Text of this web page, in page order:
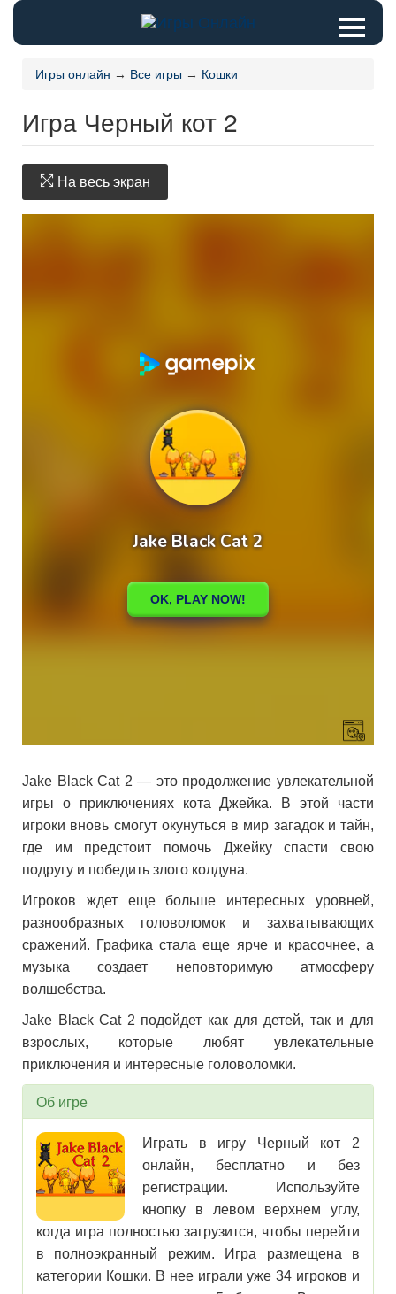
Игры онлайн → Все игры → Кошки
Игра Черный кот 2
На весь экран
Jake Black Cat 2 — это продолжение увлекательной
игры о приключениях кота Джейка. В этой части
игроки вновь смогут окунуться в мир загадок и тайн,
где им предстоит помочь Джейку спасти свою
подругу и победить злого колдуна.
Игроков ждет еще больше интересных уровней,
разнообразных головоломок и захватывающих
сражений. Графика стала еще ярче и красочнее, а
музыка создает неповторимую атмосферу
волшебства.
Jake Black Cat 2 подойдет как для детей, так и для
взрослых, которые любят увлекательные
приключения и интересные головоломки.
Об игре
Играть в игру Черный кот 2
онлайн, бесплатно и без
регистрации. Используйте
кнопку в левом верхнем углу,
когда игра полностью загрузится, чтобы перейти
в полноэкранный режим. Игра размещена в
категории Кошки. В нее играли уже 34 игроков и